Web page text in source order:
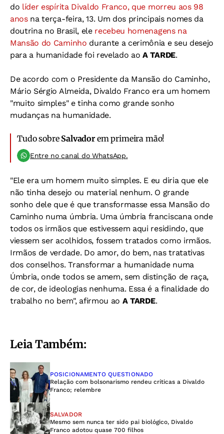
do líder espírita Divaldo Franco, que morreu aos 98
anosna terça-feira, 13. Um dos principais nomes da
doutrina no Brasil, ele recebeu homenagens na
Mansão do Caminho durante a cerimônia e seu desejo
para a humanidade foi revelado aoA TARDE.
De acordo com o Presidente da Mansão do Caminho,
Mário Sérgio Almeida, Divaldo Franco era um homem
"muito simples" e tinha como grande sonho
mudanças na humanidade.
Tudo sobre Salvadorem primeira mão!
Entre no canal do WhatsApp.
"Ele era um homem muito simples. E eu diria que ele
não tinha desejo ou material nenhum. O grande
sonho dele que é que transformasse essa Mansão do
Caminho numa úmbria. Uma úmbria franciscana onde
todos os irmãos que estivessem aqui residindo, que
viessem ser acolhidos, fossem tratados como irmãos.
Irmãos de verdade. Do amor, do bem, nas tratativas
dos conselhos. Transformar a humanidade numa
Úmbria, onde todos se amem, sem distinção de raça,
de cor, de ideologias nenhuma. Essa é a finalidade do
trabalho no bem", afirmou ao A TARDE.
Leia Também:
POSICIONAMENTO QUESTIONADO
Relação com bolsonarismo rendeu críticas a Divaldo
Franco; relembre
SALVADOR
Mesmo sem nunca ter sido pai biológico, Divaldo
Franco adotou quase 700 filhos